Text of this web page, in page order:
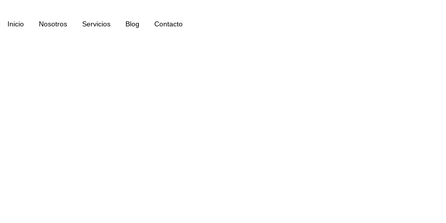
Inicio Nosotros Servicios Blog Contacto